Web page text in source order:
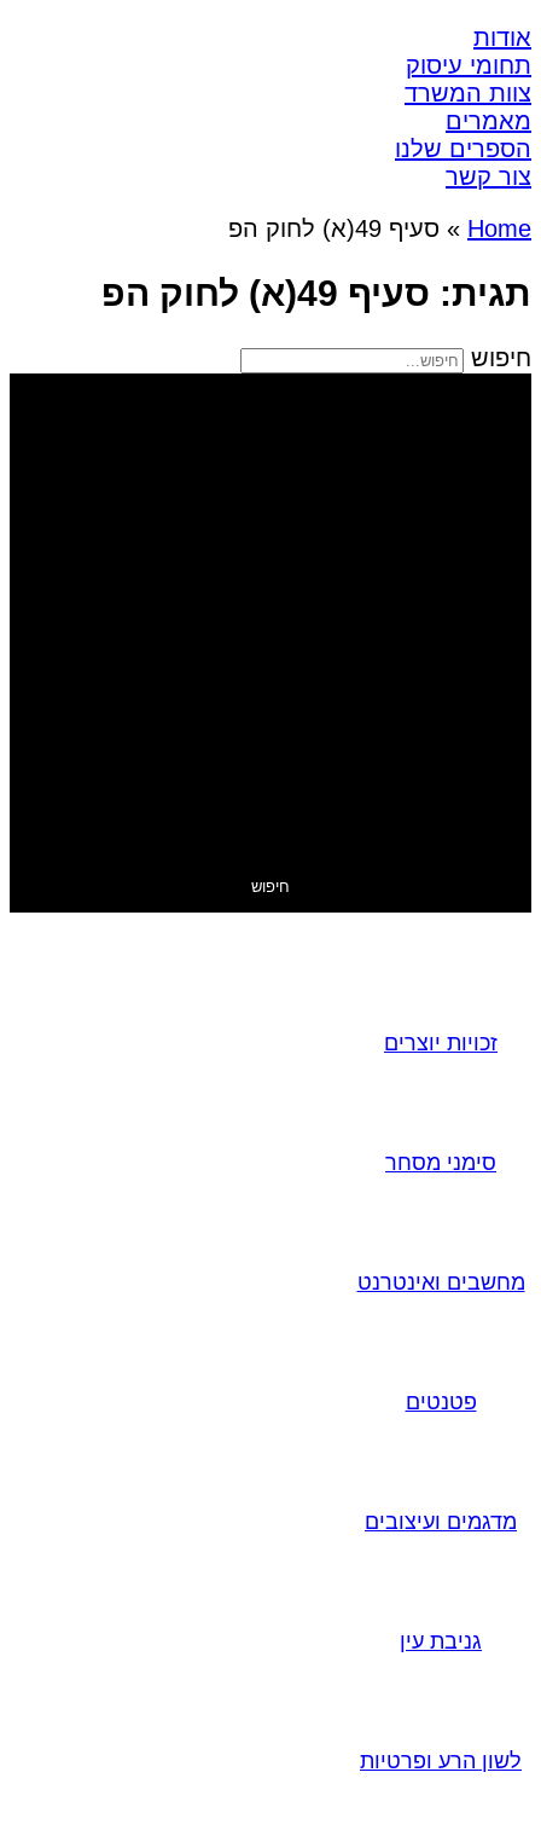
אודות
תחומי עיסוק
צוות המשרד
מאמרים
הספרים שלנו
צור קשר
Home
» סעיף 49(א) לחוק הפ
תגית: סעיף 49(א) לחוק הפ
חיפוש
חיפוש
זכויות יוצרים
סימני מסחר
מחשבים ואינטרנט
פטנטים
מדגמים ועיצובים
גניבת עין
לשון הרע ופרטיות